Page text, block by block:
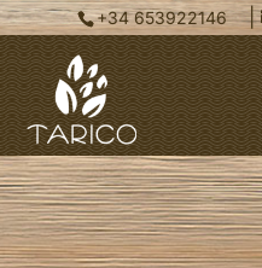
+34 653922146 |